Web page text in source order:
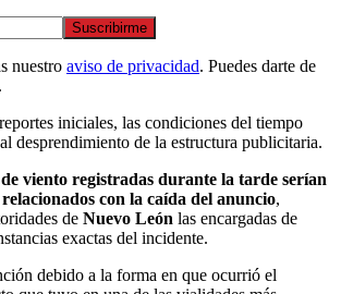
Suscribirme
nuestro aviso de privacidad. Puedes darte de
iniciales, las condiciones del tiempo
desprendimiento de la estructura publicitaria.
viento registradas durante la tarde serían
con la caída del anuncio,
de Nuevo León las encargadas de
exactas del incidente.
debido a la forma en que ocurrió el